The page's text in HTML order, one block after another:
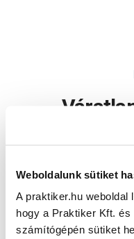
Weboldalunk sütiket
A praktiker.hu weboldal
hogy a Praktiker Kft.
számítógépén sütiket